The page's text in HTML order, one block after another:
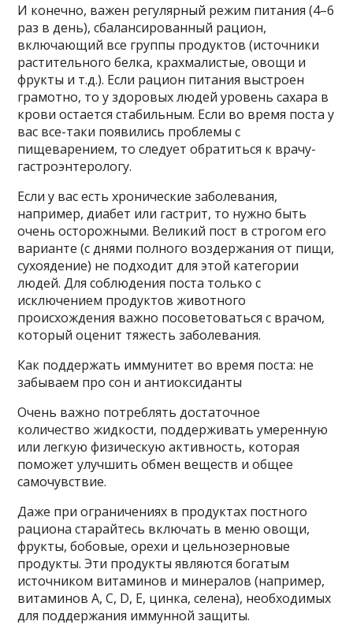
И конечно, важен регулярный режим питания (4–6
раз в день), сбалансированный рацион,
включающий все группы продуктов (источники
растительного белка, крахмалистые, овощи и
фрукты и т.д.). Если рацион питания выстроен
грамотно, то у здоровых людей уровень сахара в
крови остается стабильным. Если во время поста у
вас все-таки появились проблемы с
пищеварением, то следует обратиться к врачу-
гастроэнтерологу.
Если у вас есть хронические заболевания,
например, диабет или гастрит, то нужно быть
очень осторожными. Великий пост в строгом его
варианте (с днями полного воздержания от пищи,
сухоядение) не подходит для этой категории
людей. Для соблюдения поста только с
исключением продуктов животного
происхождения важно посоветоваться с врачом,
который оценит тяжесть заболевания.
Как поддержать иммунитет во время поста: не
забываем про сон и антиоксиданты
Очень важно потреблять достаточное
количество жидкости, поддерживать умеренную
или легкую физическую активность, которая
поможет улучшить обмен веществ и общее
самочувствие.
Даже при ограничениях в продуктах постного
рациона старайтесь включать в меню овощи,
фрукты, бобовые, орехи и цельнозерновые
продукты. Эти продукты являются богатым
источником витаминов и минералов (например,
витаминов A, C, D, E, цинка, селена), необходимых
для поддержания иммунной защиты.